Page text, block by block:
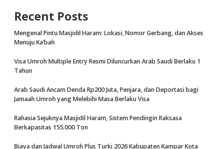
Recent Posts
Mengenal Pintu Masjidil Haram: Lokasi, Nomor Gerbang, dan Akses
Menuju Ka’bah
Visa Umroh Multiple Entry Resmi Diluncurkan Arab Saudi Berlaku 1
Tahun
Arab Saudi Ancam Denda Rp200 Juta, Penjara, dan Deportasi bagi
Jamaah Umroh yang Melebihi Masa Berlaku Visa
Rahasia Sejuknya Masjidil Haram, Sistem Pendingin Raksasa
Berkapasitas 155.000 Ton
Biaya dan Jadwal Umroh Plus Turki 2026 Kabupaten Kampar Kota